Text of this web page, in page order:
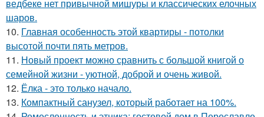
ведбеке нет привычной мишуры и классических елочных
шаров.
10. Главная особенность этой квартиры - потолки
высотой почти пять метров.
11. Новый проект можно сравнить с большой книгой о
семейной жизни - уютной, доброй и очень живой.
12. Ёлка - это только начало.
13. Компактный санузел, который работает на 100%.